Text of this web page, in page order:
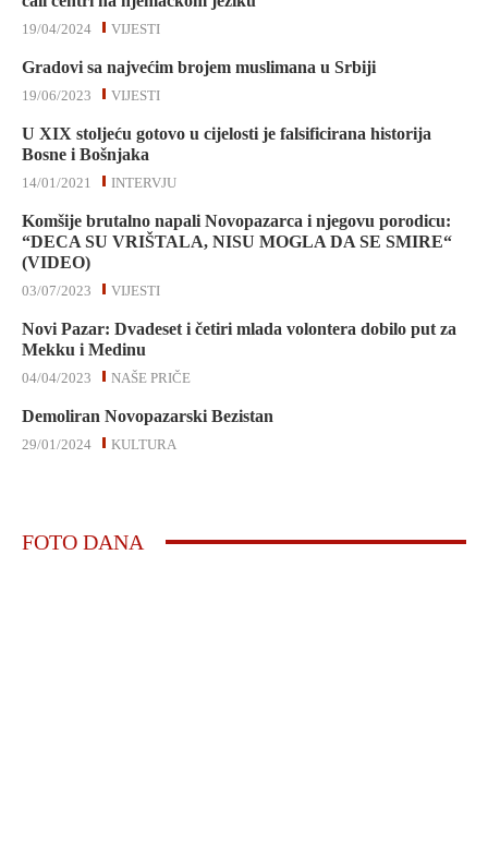
VIJESTI
19/04/2024
Gradovi sa najvećim brojem muslimana u Srbiji
VIJESTI
19/06/2023
U XIX stoljeću gotovo u cijelosti je falsificirana historija
Bosne i Bošnjaka
INTERVJU
14/01/2021
Komšije brutalno napali Novopazarca i njegovu porodicu:
“DECA SU VRIŠTALA, NISU MOGLA DA SE SMIRE“
(VIDEO)
VIJESTI
03/07/2023
Novi Pazar: Dvadeset i četiri mlada volontera dobilo put za
Mekku i Medinu
NAŠE PRIČE
04/04/2023
Demoliran Novopazarski Bezistan
KULTURA
29/01/2024
FOTO DANA